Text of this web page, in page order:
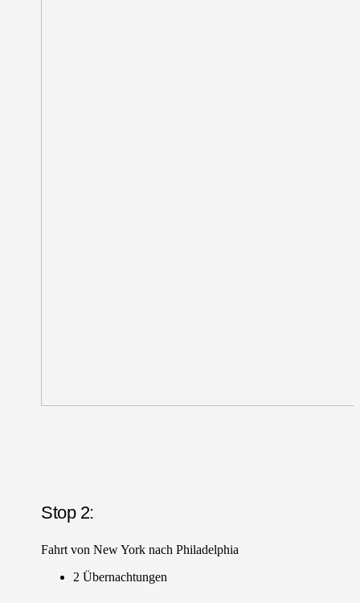
Stop 2:
Fahrt von New York nach Philadelphia
2 Übernachtungen